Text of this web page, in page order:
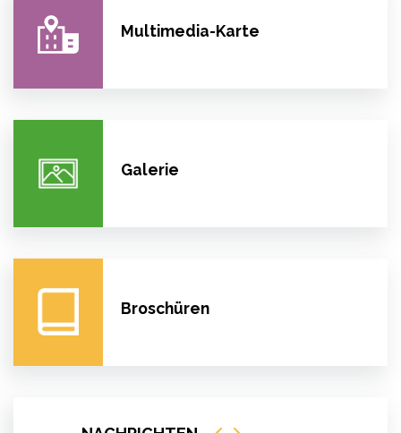
Multimedia-Karte
Galerie
Broschüren